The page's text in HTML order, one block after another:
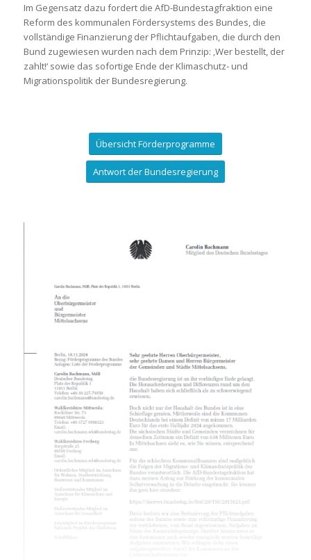
Im Gegensatz dazu fordert die AfD-Bundestagfraktion eine
Reform des kommunalen Fördersystems des Bundes, die
vollständige Finanzierung der Pflichtaufgaben, die durch den
Bund zugewiesen wurden nach dem Prinzip: ‚Wer bestellt, der
zahlt!‘ sowie das sofortige Ende der Klimaschutz- und
Migrationspolitik der Bundesregierung.
Übersicht Förderprogramme
Antwort der Bundesregierung